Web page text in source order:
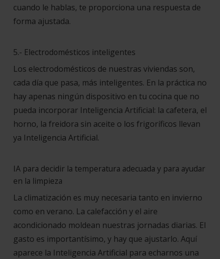
cuando le hablas, te proporciona una respuesta de
forma ajustada.
5.- Electrodomésticos inteligentes
Los electrodomésticos de nuestras viviendas son,
cada día que pasa, más inteligentes. En la práctica no
hay apenas ningún dispositivo en tu cocina que no
pueda incorporar Inteligencia Artificial: la cafetera, el
horno, la freidora sin aceite o los frigoríficos llevan
ya Inteligencia Artificial.
IA para decidir la temperatura adecuada y para ayudar
en la limpieza
La climatización es muy necesaria tanto en invierno
como en verano. La calefacción y el aire
acondicionado moldean nuestras jornadas diarias. El
gasto es importantísimo, y hay que ajustarlo. Aquí
aparece la Inteligencia Artificial para echarnos una